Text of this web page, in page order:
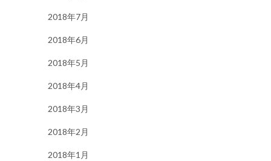
2018年7月
2018年6月
2018年5月
2018年4月
2018年3月
2018年2月
2018年1月